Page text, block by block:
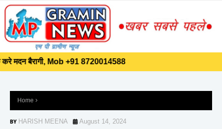
मदन बैरागी, Mob +91 8720014588
]]>
मदन बैरागी, Mob +91 8720014588
Home
HARISH MEENA August 14, 2024